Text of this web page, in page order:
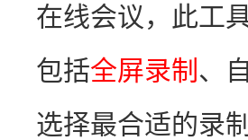
在线会议，此工
包括全屏录制 、
选择最合适的录